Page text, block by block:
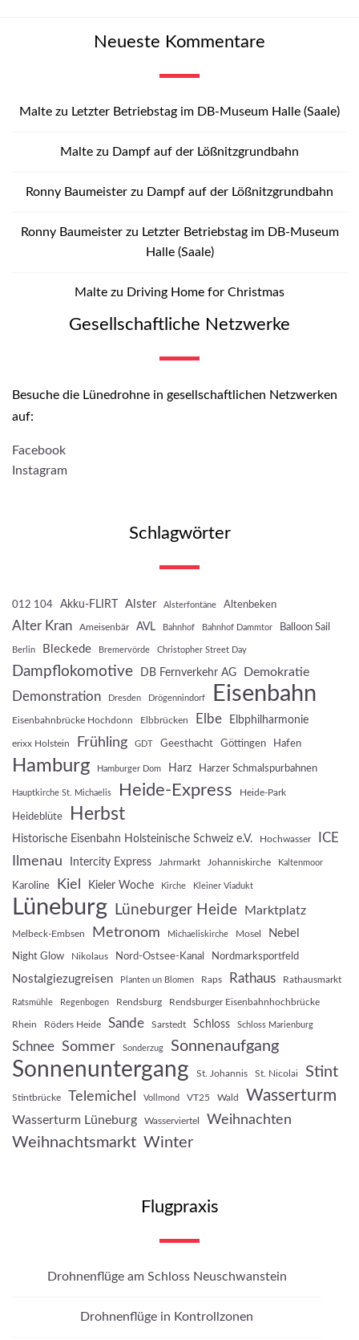
Neueste Kommentare
Malte zu Letzter Betriebstag im DB-Museum Halle (Saale)
Malte zu Dampf auf der Lößnitzgrundbahn
Ronny Baumeister zu Dampf auf der Lößnitzgrundbahn
Ronny Baumeisterzu Letzter Betriebstag im DB-Museum
Halle (Saale)
Malte zu Driving Home for Christmas
Gesellschaftliche Netzwerke
Besuche die Lünedrohne in gesellschaftlichen Netzwerken
auf:
Facebook
Instagram
Schlagwörter
012 104 Akku-FLIRT Alster Alsterfontäne Altenbeken
Alter Kran Ameisenbär AVL Bahnhof Bahnhof Dammtor Balloon Sail
Berlin Bleckede Bremervörde Christopher Street Day
Dampflokomotive DB Fernverkehr AG Demokratie
Demonstration Dresden Drögennindorf Eisenbahn
Eisenbahnbrücke Hochdonn Elbbrücken Elbe Elbphilharmonie
erixx Holstein Frühling GDT Geesthacht Göttingen Hafen
Hamburg Hamburger Dom Harz Harzer Schmalspurbahnen
Hauptkirche St. Michaelis Heide-Express Heide-Park
Heideblüte Herbst
Historische Eisenbahn Holsteinische Schweiz e.V. Hochwasser ICE
Ilmenau Intercity Express Jahrmarkt Johanniskirche Kaltenmoor
Karoline Kiel Kieler Woche Kirche Kleiner Viadukt
Lüneburg Lüneburger Heide Marktplatz
Melbeck-Embsen Metronom Michaeliskirche Mosel Nebel
Night Glow Nikolaus Nord-Ostsee-Kanal Nordmarksportfeld
Nostalgiezugreisen Planten un Blomen Raps Rathaus Rathausmarkt
Ratsmühle Regenbogen Rendsburg Rendsburger Eisenbahnhochbrücke
Rhein Röders Heide Sande Sarstedt Schloss Schloss Marienburg
Schnee Sommer Sonderzug Sonnenaufgang
Sonnenuntergang St. Johannis St. Nicolai Stint
Stintbrücke Telemichel Vollmond VT25 Wald Wasserturm
Wasserturm Lüneburg Wasserviertel Weihnachten
Weihnachtsmarkt Winter
Flugpraxis
Drohnenflüge am Schloss Neuschwanstein
Drohnenflüge in Kontrollzonen